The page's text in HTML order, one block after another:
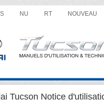
NU RT NOUVEAU
Tucson Notice